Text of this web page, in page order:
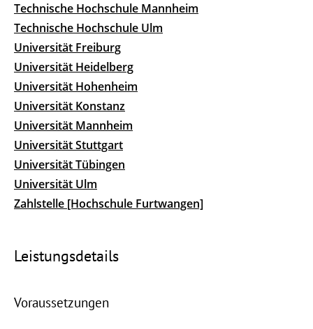
Technische Hochschule Mannheim
Technische Hochschule Ulm
Universität Freiburg
Universität Heidelberg
Universität Hohenheim
Universität Konstanz
Universität Mannheim
Universität Stuttgart
Universität Tübingen
Universität Ulm
Zahlstelle [Hochschule Furtwangen]
Leistungsdetails
Voraussetzungen